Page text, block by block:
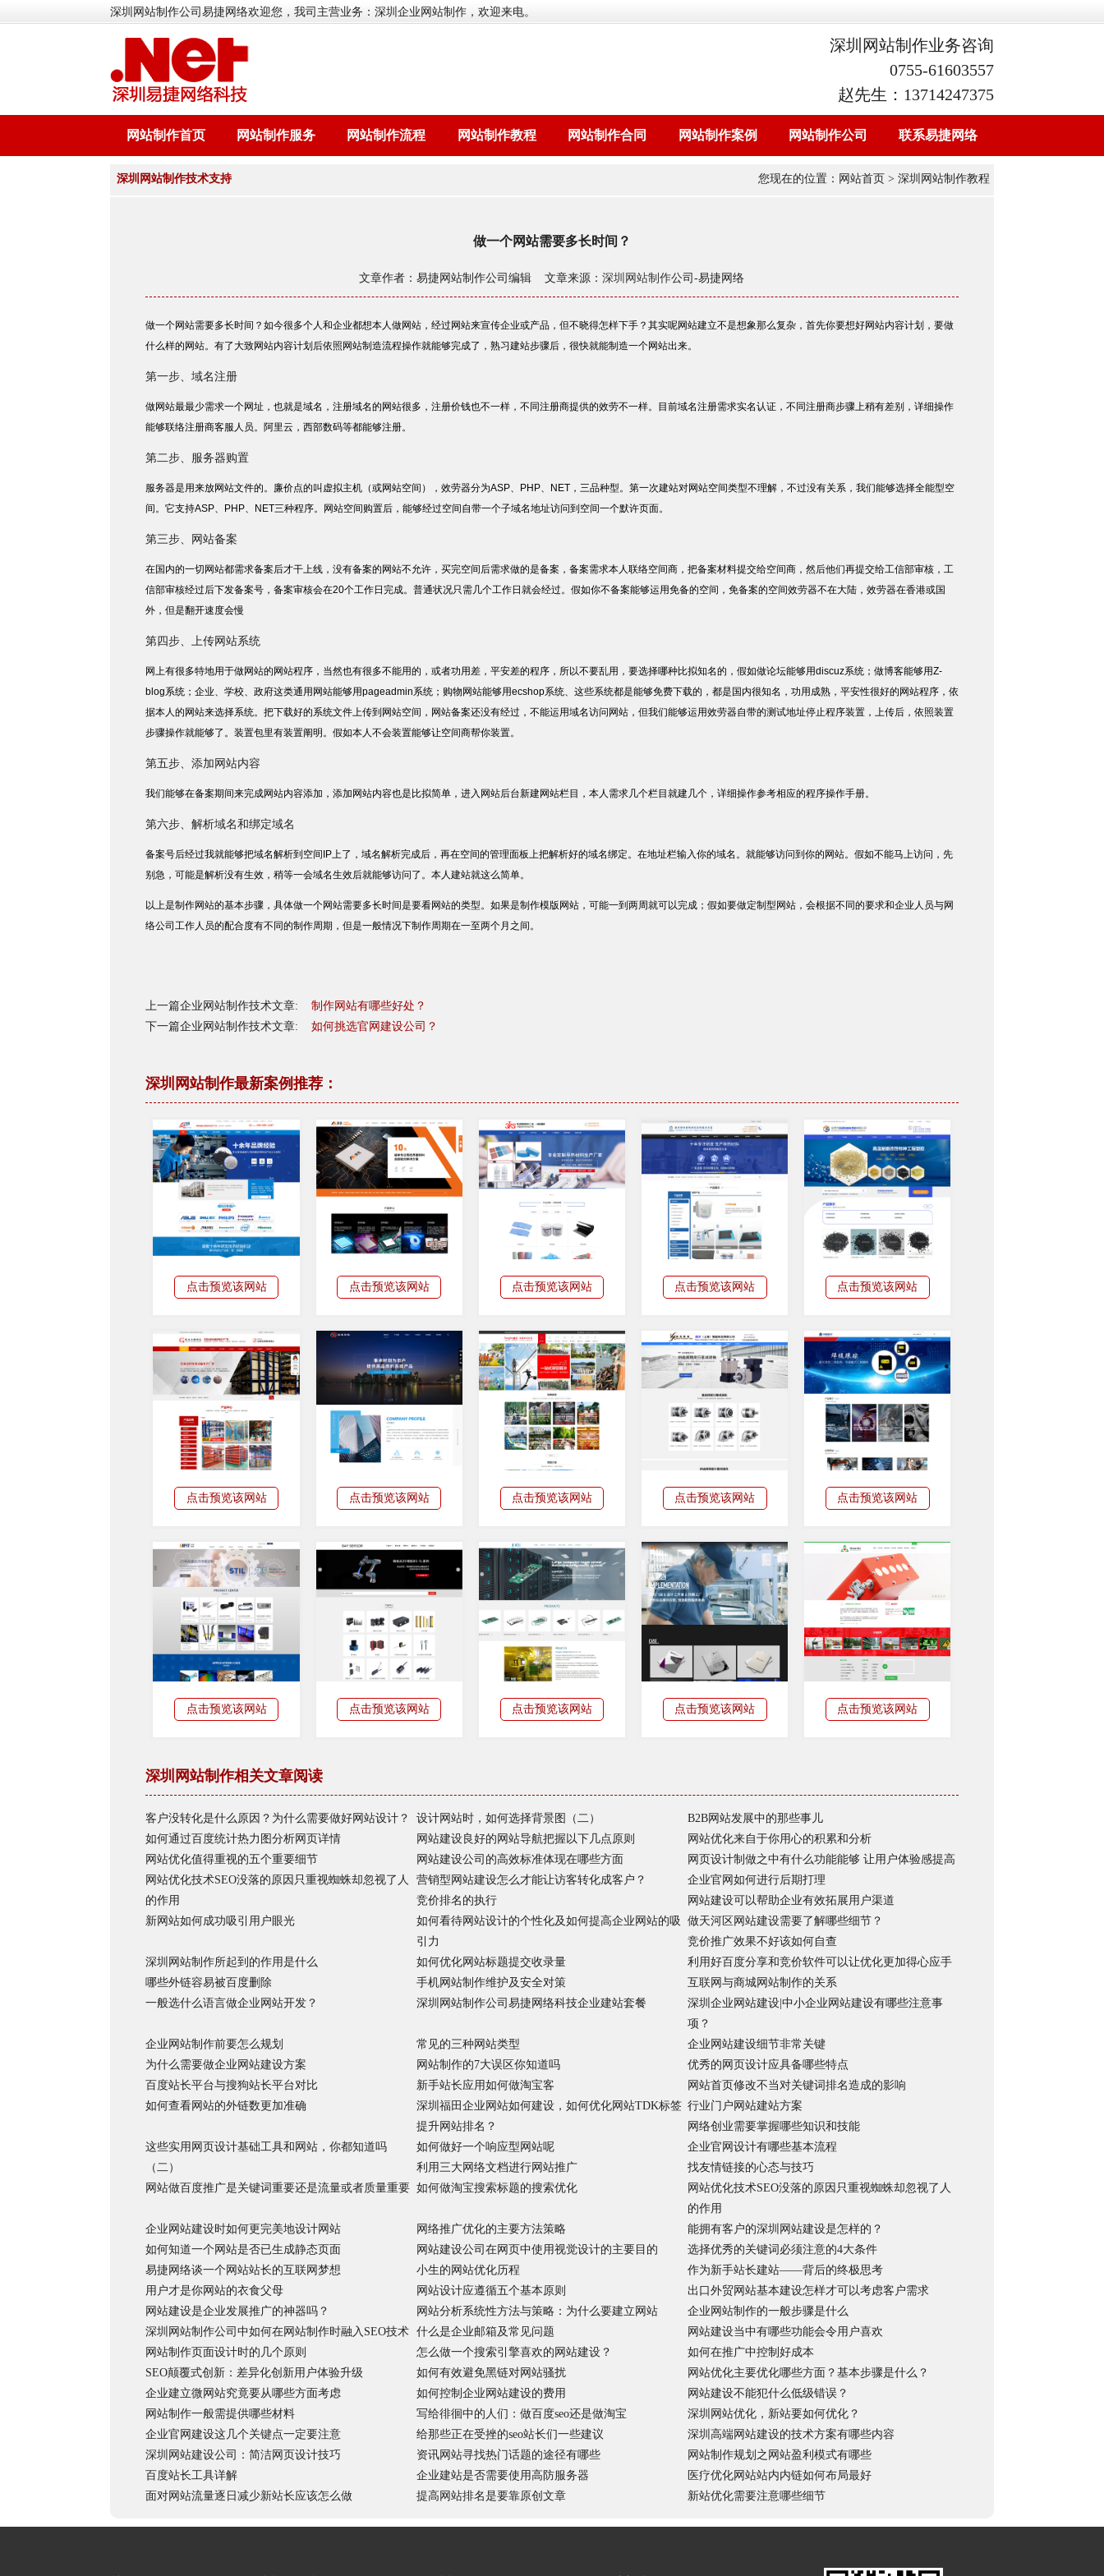
深圳网站制作公司易捷网络欢迎您，我司主营业务：深圳企业网站制作，欢迎来电。
深圳网站制作业务咨询
0755-61603557
赵先生：13714247375
网站制作首页 网站制作服务 网站制作流程 网站制作教程 网站制作合同 网站制作案例 网站制作公司 联系易捷网络
深圳网站制作技术支持 您现在的位置： 网站首页 > 深圳网站制作教程
做一个网站需要多长时间？
文章作者：易捷网站制作公司编辑 文章来源：深圳网站制作公司-易捷网络
做一个网站需要多长时间？如今很多个人和企业都想本人做网站，经过网站来宣传企业或产品，但不晓得怎样下手？其实呢网站建立不是想象那么复杂，首先你要想好网站内容计划，要做
什么样的网站。有了大致网站内容计划后依照网站制造流程操作就能够完成了，熟习建站步骤后，很快就能制造一个网站出来。
第一步、域名注册
做网站最最少需求一个网址，也就是域名，注册域名的网站很多，注册价钱也不一样，不同注册商提供的效劳不一样。目前域名注册需求实名认证，不同注册商步骤上稍有差别，详细操作
能够联络注册商客服人员。阿里云，西部数码等都能够注册。
第二步、服务器购置
服务器是用来放网站文件的。廉价点的叫虚拟主机（或网站空间），效劳器分为ASP、PHP、NET，三品种型。第一次建站对网站空间类型不理解，不过没有关系，我们能够选择全能型空
间。它支持ASP、PHP、NET三种程序。网站空间购置后，能够经过空间自带一个子域名地址访问到空间一个默许页面。
第三步、网站备案
在国内的一切网站都需求备案后才干上线，没有备案的网站不允许，买完空间后需求做的是备案，备案需求本人联络空间商，把备案材料提交给空间商，然后他们再提交给工信部审核，工
信部审核经过后下发备案号，备案审核会在20个工作日完成。普通状况只需几个工作日就会经过。假如你不备案能够运用免备的空间，免备案的空间效劳器不在大陆，效劳器在香港或国
外，但是翻开速度会慢
第四步、上传网站系统
网上有很多特地用于做网站的网站程序，当然也有很多不能用的，或者功用差，平安差的程序，所以不要乱用，要选择哪种比拟知名的，假如做论坛能够用discuz系统；做博客能够用Z-
blog系统；企业、学校、政府这类通用网站能够用pageadmin系统；购物网站能够用ecshop系统、这些系统都是能够免费下载的，都是国内很知名，功用成熟，平安性很好的网站程序，依
据本人的网站来选择系统。把下载好的系统文件上传到网站空间，网站备案还没有经过，不能运用域名访问网站，但我们能够运用效劳器自带的测试地址停止程序装置，上传后，依照装置
步骤操作就能够了。装置包里有装置阐明。假如本人不会装置能够让空间商帮你装置。
第五步、添加网站内容
我们能够在备案期间来完成网站内容添加，添加网站内容也是比拟简单，进入网站后台新建网站栏目，本人需求几个栏目就建几个，详细操作参考相应的程序操作手册。
第六步、解析域名和绑定域名
备案号后经过我就能够把域名解析到空间IP上了，域名解析完成后，再在空间的管理面板上把解析好的域名绑定。在地址栏输入你的域名。就能够访问到你的网站。假如不能马上访问，先
别急，可能是解析没有生效，稍等一会域名生效后就能够访问了。本人建站就这么简单。
以上是制作网站的基本步骤，具体做一个网站需要多长时间是要看网站的类型。如果是制作模版网站，可能一到两周就可以完成；假如要做定制型网站，会根据不同的要求和企业人员与网
络公司工作人员的配合度有不同的制作周期，但是一般情况下制作周期在一至两个月之间。
上一篇企业网站制作技术文章: 制作网站有哪些好处？
下一篇企业网站制作技术文章: 如何挑选官网建设公司？
深圳网站制作最新案例推荐：
点击预览该网站 点击预览该网站 点击预览该网站 点击预览该网站 点击预览该网站
点击预览该网站 点击预览该网站 点击预览该网站 点击预览该网站 点击预览该网站
点击预览该网站 点击预览该网站 点击预览该网站 点击预览该网站 点击预览该网站
深圳网站制作相关文章阅读
客户没转化是什么原因？为什么需要做好网站设计？ 设计网站时，如何选择背景图（二）
B2B网站发展中的那些事儿
如何通过百度统计热力图分析网页详情
网站建设良好的网站导航把握以下几点原则
网站优化来自于你用心的积累和分析
网站优化值得重视的五个重要细节
网站建设公司的高效标准体现在哪些方面
网页设计制做之中有什么功能能够 让用户体验感提高
网站优化技术SEO没落的原因只重视蜘蛛却忽视了人
的作用
营销型网站建设怎么才能让访客转化成客户？
企业官网如何进行后期打理
竞价排名的执行
网站建设可以帮助企业有效拓展用户渠道
新网站如何成功吸引用户眼光
如何看待网站设计的个性化及如何提高企业网站的吸
引力
做天河区网站建设需要了解哪些细节？
竞价推广效果不好该如何自查
深圳网站制作所起到的作用是什么
如何优化网站标题提交收录量
利用好百度分享和竞价软件可以让优化更加得心应手
哪些外链容易被百度删除
手机网站制作维护及安全对策
互联网与商城网站制作的关系
一般选什么语言做企业网站开发？
深圳网站制作公司易捷网络科技企业建站套餐
深圳企业网站建设|中小企业网站建设有哪些注意事
项？
企业网站制作前要怎么规划
常见的三种网站类型
企业网站建设细节非常关键
为什么需要做企业网站建设方案
网站制作的7大误区你知道吗
优秀的网页设计应具备哪些特点
百度站长平台与搜狗站长平台对比
新手站长应用如何做淘宝客
网站首页修改不当对关键词排名造成的影响
如何查看网站的外链数更加准确
深圳福田企业网站如何建设，如何优化网站TDK标签
提升网站排名？
行业门户网站建站方案
网络创业需要掌握哪些知识和技能
这些实用网页设计基础工具和网站，你都知道吗
（二）
如何做好一个响应型网站呢
企业官网设计有哪些基本流程
利用三大网络文档进行网站推广
找友情链接的心态与技巧
网站做百度推广是关键词重要还是流量或者质量重要 如何做淘宝搜索标题的搜索优化
网站优化技术SEO没落的原因只重视蜘蛛却忽视了人
的作用
企业网站建设时如何更完美地设计网站
网络推广优化的主要方法策略
能拥有客户的深圳网站建设是怎样的？
如何知道一个网站是否已生成静态页面
网站建设公司在网页中使用视觉设计的主要目的
选择优秀的关键词必须注意的4大条件
易捷网络谈一个网站站长的互联网梦想
小生的网站优化历程
作为新手站长建站——背后的终极思考
用户才是你网站的衣食父母
网站设计应遵循五个基本原则
出口外贸网站基本建设怎样才可以考虑客户需求
网站建设是企业发展推广的神器吗？
网站分析系统性方法与策略：为什么要建立网站
企业网站制作的一般步骤是什么
深圳网站制作公司中如何在网站制作时融入SEO技术
什么是企业邮箱及常见问题
网站建设当中有哪些功能会令用户喜欢
网站制作页面设计时的几个原则
怎么做一个搜索引擎喜欢的网站建设？
如何在推广中控制好成本
SEO颠覆式创新：差异化创新用户体验升级
如何有效避免黑链对网站骚扰
网站优化主要优化哪些方面？基本步骤是什么？
企业建立微网站究竟要从哪些方面考虑
如何控制企业网站建设的费用
网站建设不能犯什么低级错误？
网站制作一般需提供哪些材料
写给徘徊中的人们：做百度seo还是做淘宝
深圳网站优化，新站要如何优化？
企业官网建设这几个关键点一定要注意
给那些正在受挫的seo站长们一些建议
深圳高端网站建设的技术方案有哪些内容
深圳网站建设公司：简洁网页设计技巧
资讯网站寻找热门话题的途径有哪些
网站制作规划之网站盈利模式有哪些
百度站长工具详解
企业建站是否需要使用高防服务器
医疗优化网站站内内链如何布局最好
面对网站流量逐日减少新站长应该怎么做
提高网站排名是要靠原创文章 新站优化需要注意哪些细节